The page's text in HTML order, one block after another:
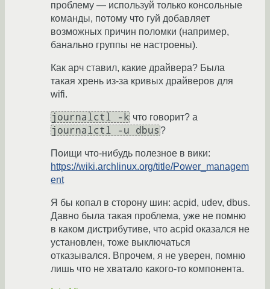
проблему — используй только консольные
команды, потому что гуй добавляет
возможных причин поломки (например,
банально группы не настроены).
Как арч ставил, какие драйвера? Была
такая хрень из-за кривых драйверов для
wifi.
journalctl -k что говорит? а
journalctl -u dbus?
Поищи что-нибудь полезное в вики:
https://wiki.archlinux.org/title/Power_managem
ent
Я бы копал в сторону шин: acpid, udev, dbus.
Давно была такая проблема, уже не помню
в каком дистрибутиве, что acpid оказался не
установлен, тоже выключаться
отказывался. Впрочем, я не уверен, помню
лишь что не хватало какого-то компонента.